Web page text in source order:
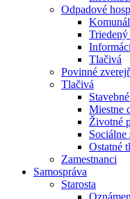
Odpadové
Triedený
Tlačivá
Povinné
Tlačivá
Miestne
Životné
Sociálne
Ostatné
Zamestnanci
Samospráva
Starosta